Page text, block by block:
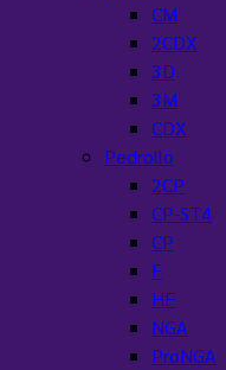
CM
2CDX
3D
3M
CDX
Pedrollo
2CP
CP-ST4
CP
F
HF
NGA
ProNGA